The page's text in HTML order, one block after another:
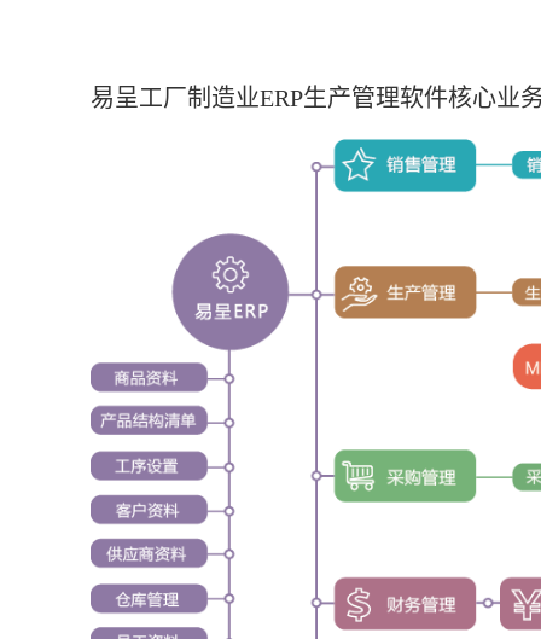
易呈工厂制造业ERP生产管理软件核心业